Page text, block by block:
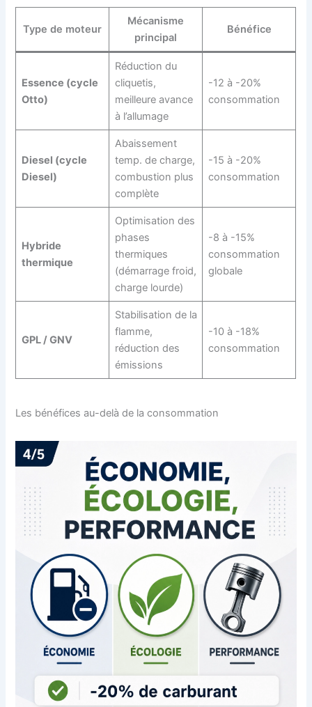
Type de moteur
Mécanisme
principal
Bénéfice
Essence (cycle
Otto)
Réduction du
cliquetis,
meilleure avance
à l’allumage
-12 à -20%
consommation
Diesel (cycle
Diesel)
Abaissement
temp. de charge,
combustion plus
complète
-15 à -20%
consommation
Hybride
thermique
Optimisation des
phases
thermiques
(démarrage froid,
charge lourde)
-8 à -15%
consommation
globale
GPL / GNV
Stabilisation de la
flamme,
réduction des
émissions
-10 à -18%
consommation
Les bénéfices au-delà de la consommation